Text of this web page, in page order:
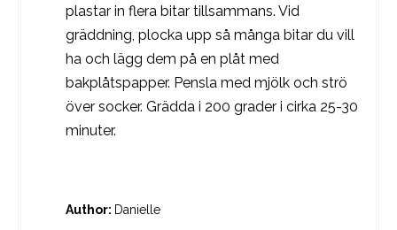
plastar in flera bitar tillsammans. Vid
gräddning, plocka upp så många bitar du vill
ha och lägg dem på en plåt med
bakplåtspapper. Pensla med mjölk och strö
över socker. Grädda i 200 grader i cirka 25-30
minuter.
Author: Danielle